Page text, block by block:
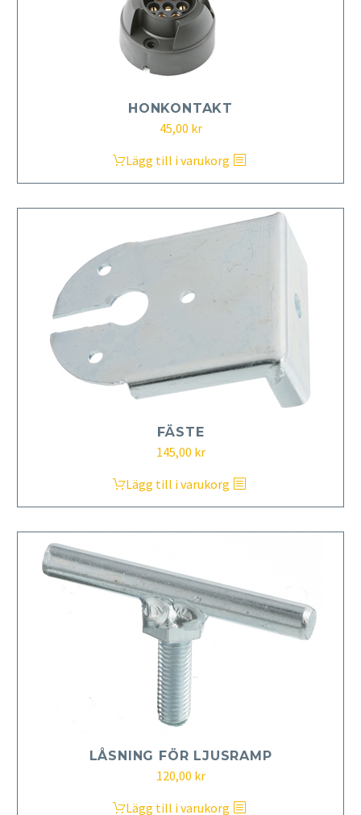
HONKONTAKT
45,00 kr
Lägg till i varukorg
FÄSTE
145,00 kr
Lägg till i varukorg
LÅSNING FÖR LJUSRAMP
120,00 kr
Lägg till i varukorg